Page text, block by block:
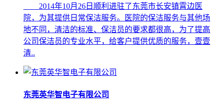
2014年10月26日顺利进驻了东莞市长安镇霄边医
院，为其提供日常保洁服务。医院的保洁服务与其他场
地不同，清洁的标准、保洁员的要求都很高，为了提高
公司保洁员的专业水平，给客户提供优质的服务，壹壹
清..
东莞英华智电子有限公司